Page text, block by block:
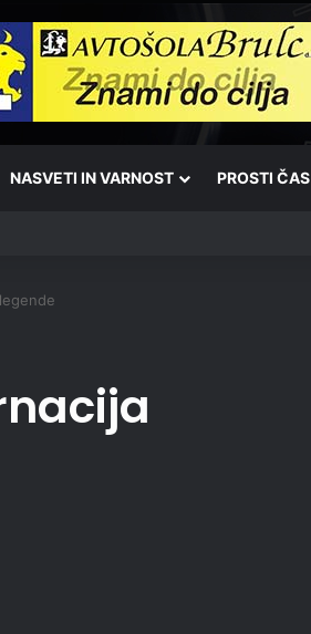
NASVETI IN VARNOST PROSTI ČAS